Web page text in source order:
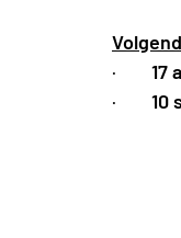
· 17
· 10